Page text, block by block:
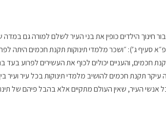
חינוך הילדים כופין את בני העיר לשלם למורה גם
סעיף ג’): ״ושכר מלמדי תינוקות תקנת חכמים היתה
חכמים, והעניים יכולים לכוף את העשירים לפרוע בעד
תקנת חכמים להושיב מלמדי תינוקות בכל עיר ועיר בין
אנשי העיר, שאין העולם מתקיים אלא בהבל פיהם של